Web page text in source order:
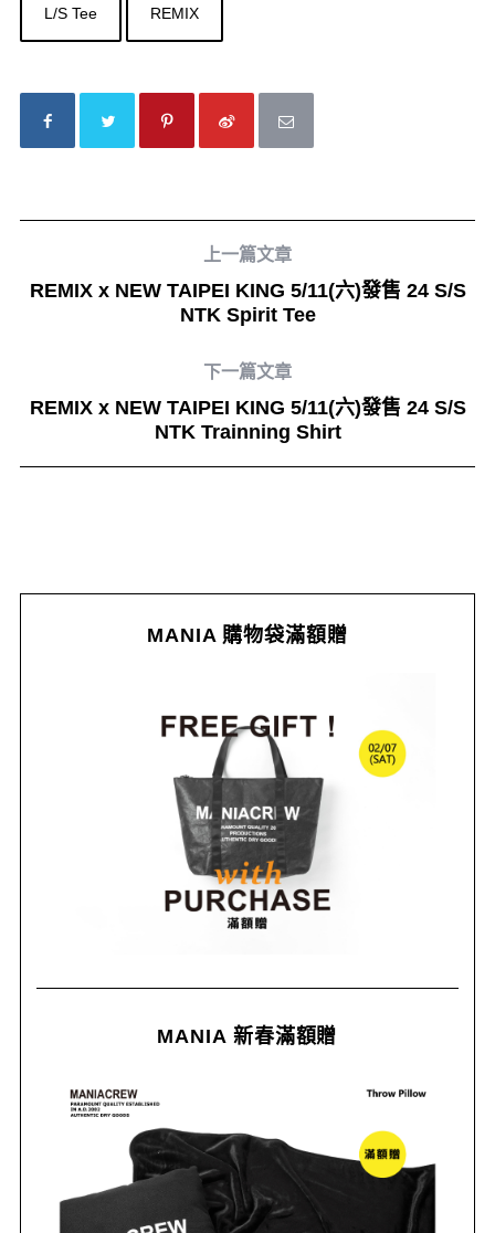
L/S Tee REMIX
上一篇文章
REMIX x NEW TAIPEI KING 5/11(六)發售 24 S/S
NTK Spirit Tee
下一篇文章
REMIX x NEW TAIPEI KING 5/11(六)發售 24 S/S
NTK Trainning Shirt
MANIA 購物袋滿額贈
MANIA 新春滿額贈